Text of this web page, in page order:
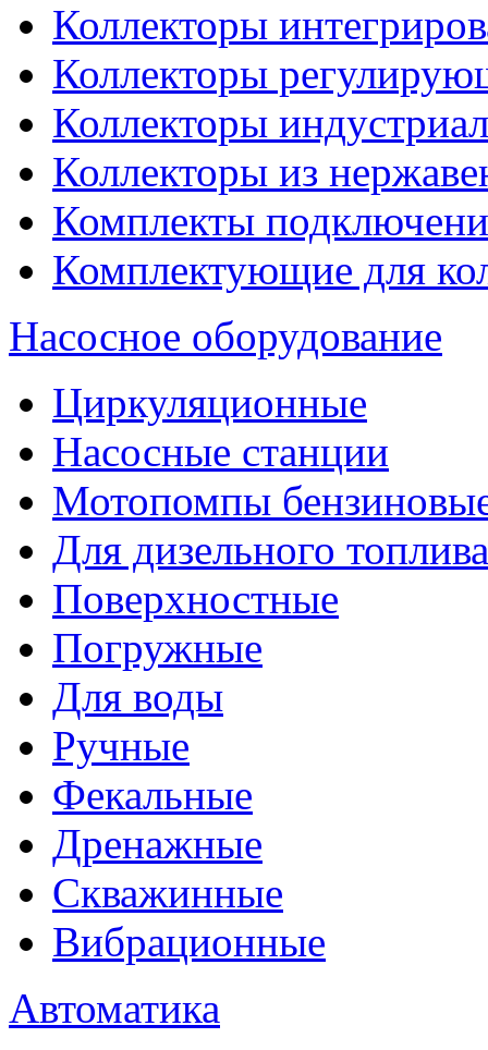
Коллекторы
Коллекторы
Коллекторы
Коллекторы из
Комплекты
Комплектующие для
Насосное оборудование
Циркуляционные
Насосные станции
Мотопомпы
Для дизельного топлива
Поверхностные
Погружные
Для воды
Ручные
Фекальные
Дренажные
Скважинные
Вибрационные
Автоматика